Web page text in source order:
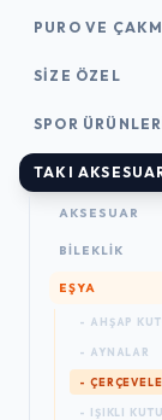
PURO VE
SIZE ÖZEL
SPOR
TAKI
AKSESUAR
BILEKLIK
EŞYA
- AHŞAP
- AYNALAR
-
- IŞIKLI